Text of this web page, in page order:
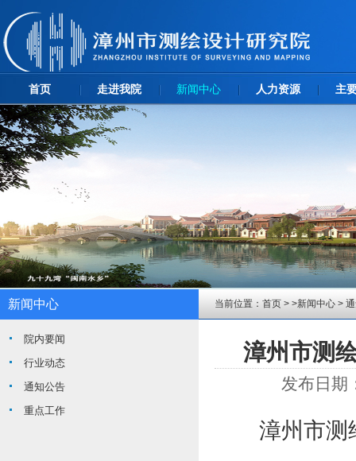
首页 走进我院 新闻中心 人力资源 主
新闻中心
院内要闻
行业动态
通知公告
重点工作
当前位置： 首页 > >新闻中心 >
漳州市测
发布日
漳州市测绘